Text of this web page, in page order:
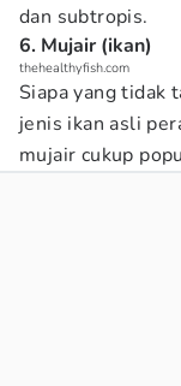
dan subtropis.
6. Mujair (ikan)
thehealthyfish.com
Siapa yang tidak
jenis ikan asli
mujair cukup